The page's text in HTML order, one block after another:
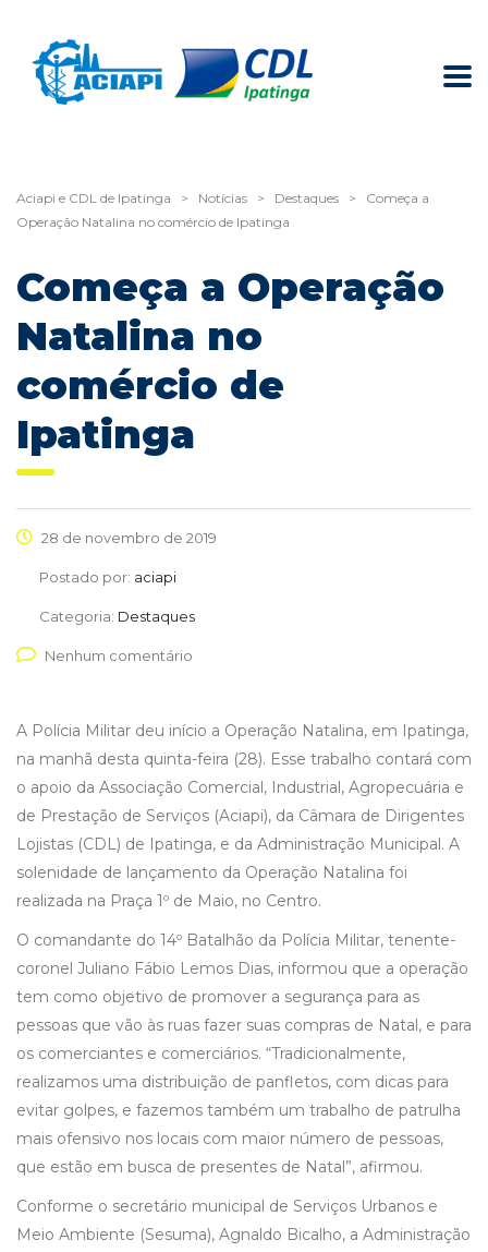
Aciapi e CDL de Ipatinga > Notícias > Destaques >
Começa a
Operação Natalina no comércio de Ipatinga
Começa a Operação
Natalina no
comércio de
Ipatinga
28 de novembro de 2019
Postado por: aciapi
Categoria: Destaques
Nenhum comentário
A Polícia Militar deu início a Operação Natalina, em Ipatinga,
na manhã desta quinta-feira (28). Esse trabalho contará com
o apoio da Associação Comercial, Industrial, Agropecuária e
de Prestação de Serviços (Aciapi), da Câmara de Dirigentes
Lojistas (CDL) de Ipatinga, e da Administração Municipal. A
solenidade de lançamento da Operação Natalina foi
realizada na Praça 1º de Maio, no Centro.
O comandante do 14º Batalhão da Polícia Militar, tenente-
coronel Juliano Fábio Lemos Dias, informou que a operação
tem como objetivo de promover a segurança para as
pessoas que vão às ruas fazer suas compras de Natal, e para
os comerciantes e comerciários. “Tradicionalmente,
realizamos uma distribuição de panfletos, com dicas para
evitar golpes, e fazemos também um trabalho de patrulha
mais ofensivo nos locais com maior número de pessoas,
que estão em busca de presentes de Natal”, afirmou.
Conforme o secretário municipal de Serviços Urbanos e
Meio Ambiente (Sesuma), Agnaldo Bicalho, a Administração